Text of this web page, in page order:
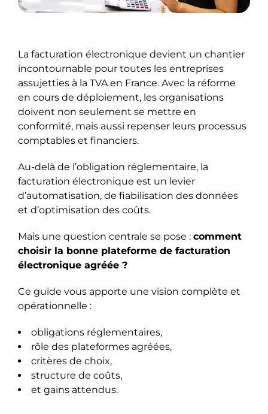
La facturation électronique devient un chantier
incontournable pour toutes les entreprises
assujetties à la TVA en France. Avec la réforme
en cours de déploiement, les organisations
doivent non seulement se mettre en
conformité, mais aussi repenser leurs processus
comptables et financiers.
Au-delà de l’obligation réglementaire, la
facturation électronique est un levier
d’automatisation, de fiabilisation des données
et d’optimisation des coûts.
Mais une question centrale se pose : comment
choisir la bonne plateforme de facturation
électronique agréée ?
Ce guide vous apporte une vision complète et
opérationnelle :
obligations réglementaires,
rôle des plateformes agréées,
critères de choix,
structure de coûts,
et gains attendus.